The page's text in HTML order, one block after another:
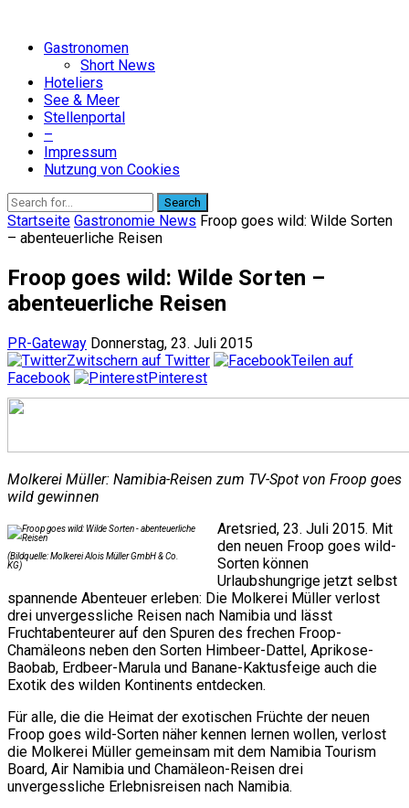
Gastronomen
Short News
Hoteliers
See & Meer
Stellenportal
–
Impressum
Nutzung von Cookies
Search
Startseite Gastronomie News Froop goes wild: Wilde Sorten
– abenteuerliche Reisen
Froop goes wild: Wilde Sorten –
abenteuerliche Reisen
PR-Gateway Donnerstag, 23. Juli 2015
Zwitschern auf Twitter
Teilen auf
Facebook
Pinterest
Molkerei Müller: Namibia-Reisen zum TV-Spot von Froop goes
wild gewinnen
(Bildquelle: Molkerei Alois Müller GmbH & Co.
KG)
Aretsried, 23. Juli 2015. Mit
den neuen Froop goes wild-
Sorten können
Urlaubshungrige jetzt selbst
spannende Abenteuer erleben: Die Molkerei Müller verlost
drei unvergessliche Reisen nach Namibia und lässt
Fruchtabenteurer auf den Spuren des frechen Froop-
Chamäleons neben den Sorten Himbeer-Dattel, Aprikose-
Baobab, Erdbeer-Marula und Banane-Kaktusfeige auch die
Exotik des wilden Kontinents entdecken.
Für alle, die die Heimat der exotischen Früchte der neuen
Froop goes wild-Sorten näher kennen lernen wollen, verlost
die Molkerei Müller gemeinsam mit dem Namibia Tourism
Board, Air Namibia und Chamäleon-Reisen drei
unvergessliche Erlebnisreisen nach Namibia.